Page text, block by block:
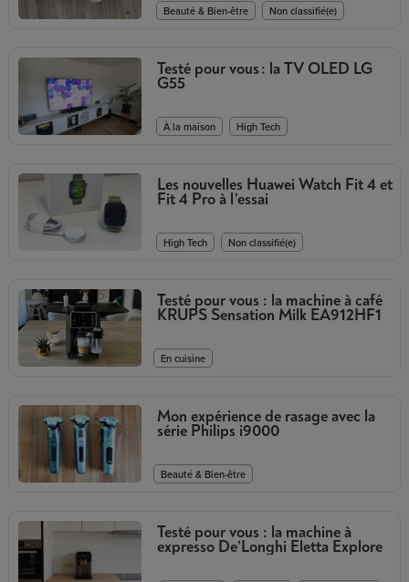
Beauté & Bien-être Non classifié(e)
Testé pour vous : la TV OLED LG
G55
À la maison High Tech
Les nouvelles Huawei Watch Fit 4 et
Fit 4 Pro à l’essai
High Tech Non classifié(e)
Testé pour vous : la machine à café
KRUPS Sensation Milk EA912HF1
En cuisine
Mon expérience de rasage avec la
série Philips i9000
Beauté & Bien-être
Testé pour vous : la machine à
expresso De’Longhi Eletta Explore